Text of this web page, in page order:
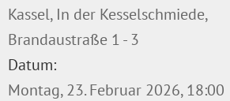
Kassel, In der Kesselschmiede,
Brandaustraße 1 - 3
Datum:
Montag, 23. Februar 2026, 18:00